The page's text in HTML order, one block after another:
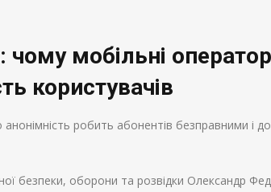
чому мобільні
користувачів
робить абонентів безправними і
безпеки, оборони та розвідки Олександр